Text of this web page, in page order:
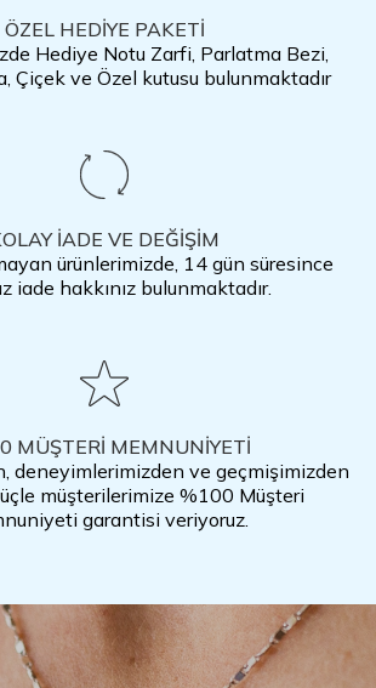
ÖZEL HEDİYE PAKETİ
Hediye Notu Zarfi, Parlatma Bezi,
Çiçek ve Özel kutusu bulunmaktadır
İADE VE DEĞİŞİM
ürünlerimizde, 14 gün süresince
iade hakkınız bulunmaktadır.
MÜŞTERİ MEMNUNİYETİ
deneyimlerimizden ve geçmişimizden
müşterilerimize %100 Müşteri
garantisi veriyoruz.